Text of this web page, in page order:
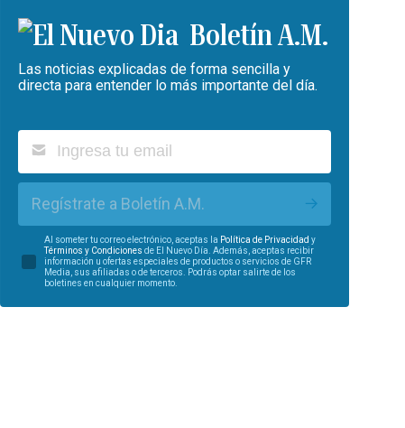
Boletín A.M.
Las noticias explicadas de forma sencilla y
directa para entender lo más importante del día.
Regístrate a Boletín A.M.
Al someter tu correo electrónico, aceptas la Política de Privacidad y
Términos y Condiciones de El Nuevo Día. Además, aceptas recibir
información u ofertas especiales de productos o servicios de GFR
Media, sus afiliadas o de terceros. Podrás optar salirte de los
boletines en cualquier momento.